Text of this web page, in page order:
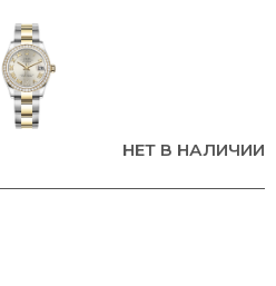
НЕТ В НАЛИЧИИ